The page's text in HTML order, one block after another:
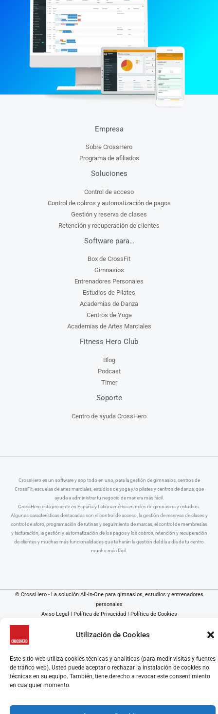
Utilización de Cookies
Este sitio web utiliza cookies técnicas y analíticas (para medir visitas y fuentes
de tráfico web). Usted puede aceptar o rechazar la instalación de cookies no
técnicas en su equipo. También, tiene derecho a revocar este consentimiento
en cualquier momento.
Empresa
Sobre CrossHero
Programa de afiliados
Soluciones
Control de acceso
Control de cobros y automatización de pagos
Gestión y reserva de clases
Retención y recuperación de clientes
Software para…
Box de CrossFit
Gimnasios
Entrenadores Personales
Estudios de Pilates
Academias de Danza
Centros de Yoga
Academias de Artes Marciales
Fitness Hero Club
Blog
Podcast
Timer
Soporte
Centro de ayuda CrossHero
CrossHero es un software y app todo en uno, para la gestión de gimnasios, centros de
CrossFit, escuelas de artes marciales, estudios de yoga y/o pilates y centros de danza, que
ayuda a administrar tu negocio de manera más fácil.
CrossHero está presente en España y Latinoamérica en miles de gimnasios y estudios.
Algunas características destacadas son el control de acceso, la gestión de reservas de clases y
control de aforo, programación de rutinas y seguimiento de marcas, el control de membresías
y facturación, la gestión y automatización de los pagos y los cobros, retención y recuperación
de clientes y muchas más funcionalidades que te harán la gestión del día a día de tu centro
mucho más fácil.
© CrossHero - La solución All-In-One para gimnasios, estudios y entrenadores
personales
Aviso Legal | Política de Privacidad| Política de Cookies